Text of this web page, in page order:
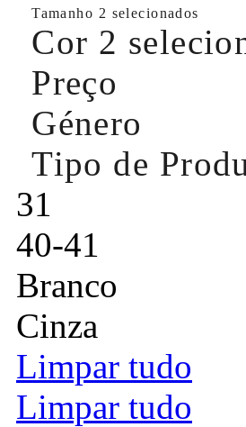
Tamanho 2 selecionados
Cor 2
Preço
Género
Tipo de
31
40-41
Branco
Cinza
Limpar tudo
Limpar tudo